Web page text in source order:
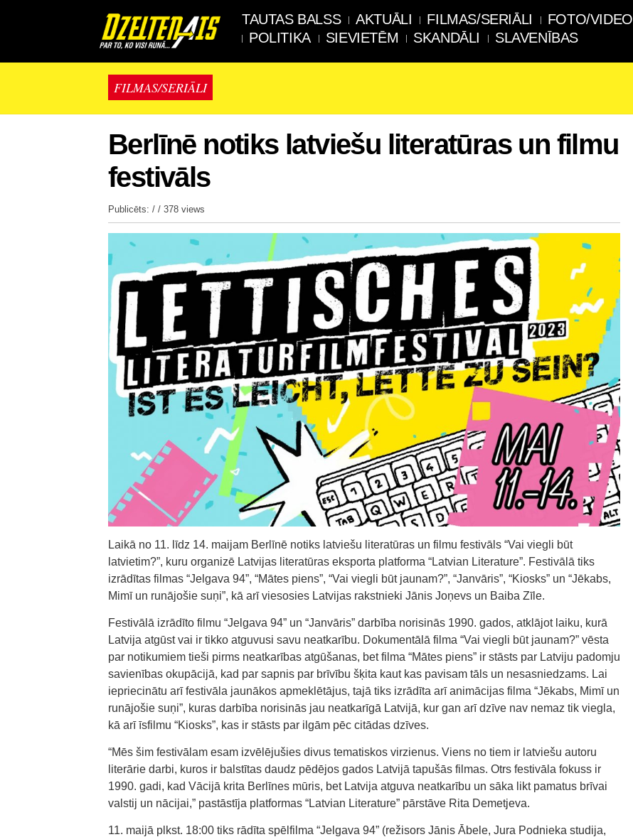
TAUTAS BALSS AKTUĀLI FILMAS/SERIĀLI FOTO/VIDEO
POLITIKA
SIEVIETĒM SKANDĀLI SLAVENĪBAS
FILMAS/SERIĀLI
Berlīnē notiks latviešu literatūras un filmu
festivāls
Publicēts: / / 378 views
Laikā no 11. līdz 14. maijam Berlīnē notiks latviešu literatūras un filmu festivāls “Vai viegli būt
latvietim?”, kuru organizē Latvijas literatūras eksporta platforma “Latvian Literature”. Festivālā tiks
izrādītas filmas “Jelgava 94”, “Mātes piens”, “Vai viegli būt jaunam?”, “Janvāris”, “Kiosks” un “Jēkabs,
Mimī un runājošie suņi”, kā arī viesosies Latvijas rakstnieki Jānis Joņevs un Baiba Zīle.
Festivālā izrādīto filmu “Jelgava 94” un “Janvāris” darbība norisinās 1990. gados, atklājot laiku, kurā
Latvija atgūst vai ir tikko atguvusi savu neatkarību. Dokumentālā filma “Vai viegli būt jaunam?” vēsta
par notikumiem tieši pirms neatkarības atgūšanas, bet filma “Mātes piens” ir stāsts par Latviju padomju
savienības okupācijā, kad par sapnis par brīvību šķita kaut kas pavisam tāls un nesasniedzams. Lai
iepriecinātu arī festivāla jaunākos apmeklētājus, tajā tiks izrādīta arī animācijas filma “Jēkabs, Mimī un
runājošie suņi”, kuras darbība norisinās jau neatkarīgā Latvijā, kur gan arī dzīve nav nemaz tik viegla,
kā arī īsfilmu “Kiosks”, kas ir stāsts par ilgām pēc citādas dzīves.
“Mēs šim festivālam esam izvēlējušies divus tematiskos virzienus. Viens no tiem ir latviešu autoru
literārie darbi, kuros ir balstītas daudz pēdējos gados Latvijā tapušās filmas. Otrs festivāla fokuss ir
1990. gadi, kad Vācijā krita Berlīnes mūris, bet Latvija atguva neatkarību un sāka likt pamatus brīvai
valstij un nācijai,” pastāstīja platformas “Latvian Literature” pārstāve Rita Demetjeva.
11. maijā plkst. 18:00 tiks rādīta spēlfilma “Jelgava 94” (režisors Jānis Ābele, Jura Podnieka studija,